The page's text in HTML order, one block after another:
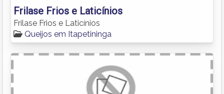
Frilase Frios e Laticínios
Frilase Frios e Laticínios
Queijos em Itapetininga